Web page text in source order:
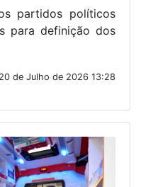
partidos políticos
para definição dos
de Julho de 2026 13:28